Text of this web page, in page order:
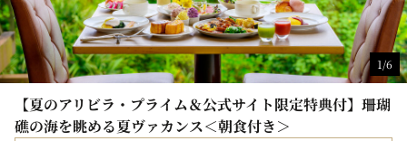
1/6
【夏のアリビラ・プライム＆公式サイト限定特典付】珊瑚
礁の海を眺める夏ヴァカンス＜朝食付き＞